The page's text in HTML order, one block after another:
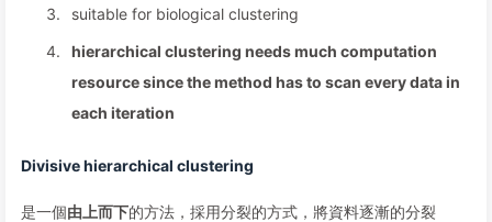
suitable for biological clustering
hierarchical clustering needs much computation
resource since the method has to scan every data in
each iteration
Divisive hierarchical clustering
是一個由上而下的方法，採用分裂的方式，將資料逐漸的分裂